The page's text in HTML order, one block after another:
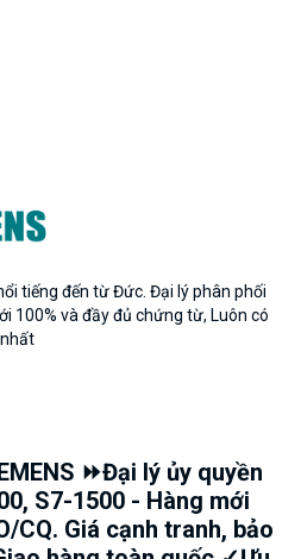
tiếng đến từ Đức. Đại lý phân phối
100% và đầy đủ chứng từ, Luôn có
⏩Đại lý ủy quyền
S7-1500 - Hàng mới
CQ. Giá cạnh tranh, bảo